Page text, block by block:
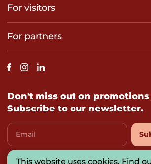
For visitors
For partners
Don't miss out on
Subscribe to our newsletter.
Email
I agree withprivacy-policy
This website uses cookies. Find